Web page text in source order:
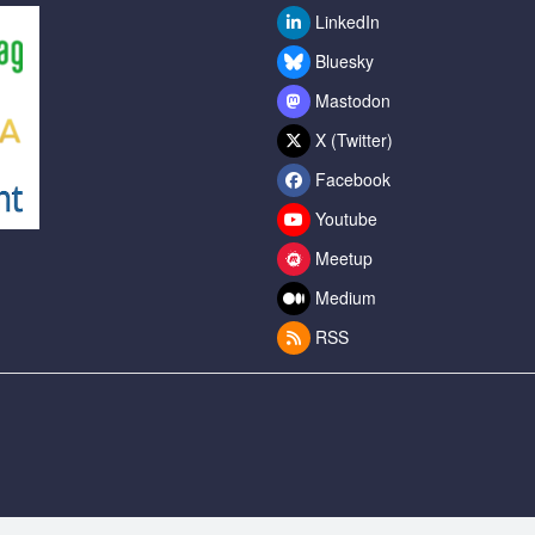
LinkedIn
Bluesky
Mastodon
X (Twitter)
Facebook
Youtube
Meetup
Medium
RSS